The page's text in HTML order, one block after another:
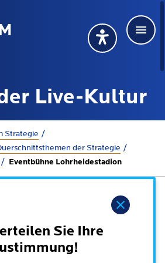
Übersetzung
Deutsch
Live-Kultur
Strategie
der Strategie
Eventbühne Lohrheidestadion
Sie Ihre
(öffnet sich in Google
Lebenslagen